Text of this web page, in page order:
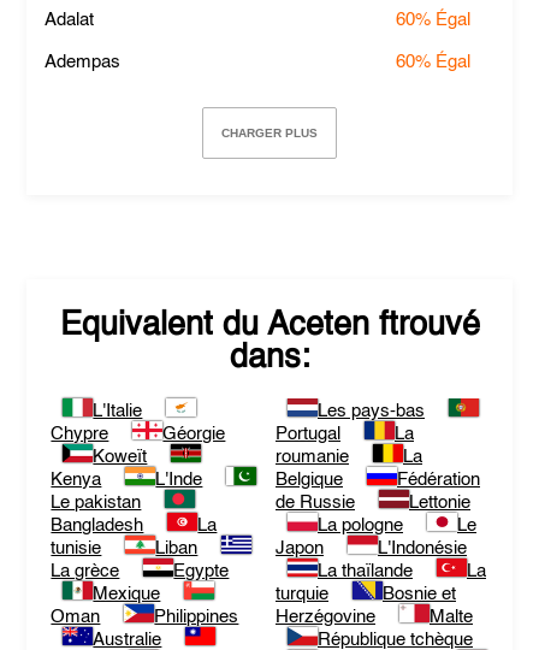
Adalat 60% Égal
Adempas 60% Égal
CHARGER PLUS
Equivalent du Acetenftrouvé
dans:
L'Italie
Chypre
Géorgie
Koweït
Kenya
L'Inde
Le pakistan
Bangladesh
La
tunisie
Liban
La grèce
Egypte
Mexique
Oman
Philippines
Australie
Les pays-bas
Portugal
La
roumanie
La
Belgique
Fédération
de Russie
Lettonie
La pologne
Le
Japon
L'Indonésie
La thaïlande
La
turquie
Bosnie et
Herzégovine
Malte
République tchèque